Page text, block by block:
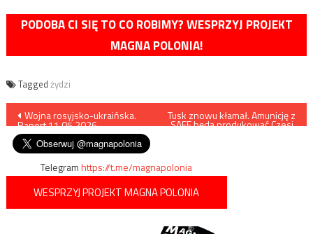
PODOBA CI SIĘ TO CO ROBIMY? WESPRZYJ PROJEKT
MAGNA POLONIA!
Tagged żydzi
Nawigacja
wpisu
Wojna rosyjsko-ukraińska.
Raport 11.05.2026
Tusk znowu kłamał. Amunicję z
SAFE będą produkować Czesi,
Telegramhttps://t.me/magnapolonia
WESPRZYJ PROJEKT MAGNA POLONIA